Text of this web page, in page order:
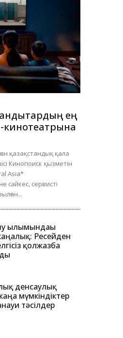
ең
қазақстандық қала
Кинопоиск қызметін
Asia*
сәйкес, сервисті
ғылымындағы
Ресейден
қолжазба
денсаулық
мүмкіндіктер
тәсілдер